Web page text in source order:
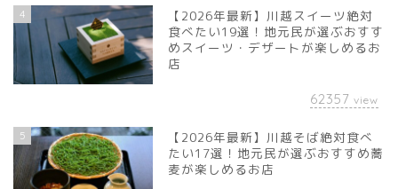
4
【2026年最新】川越スイーツ絶対
食べたい19選！地元民が選ぶおすす
めスイーツ・デザートが楽しめるお
店
62357 view
5
【2026年最新】川越そば絶対食べ
たい17選！地元民が選ぶおすすめ蕎
麦が楽しめるお店